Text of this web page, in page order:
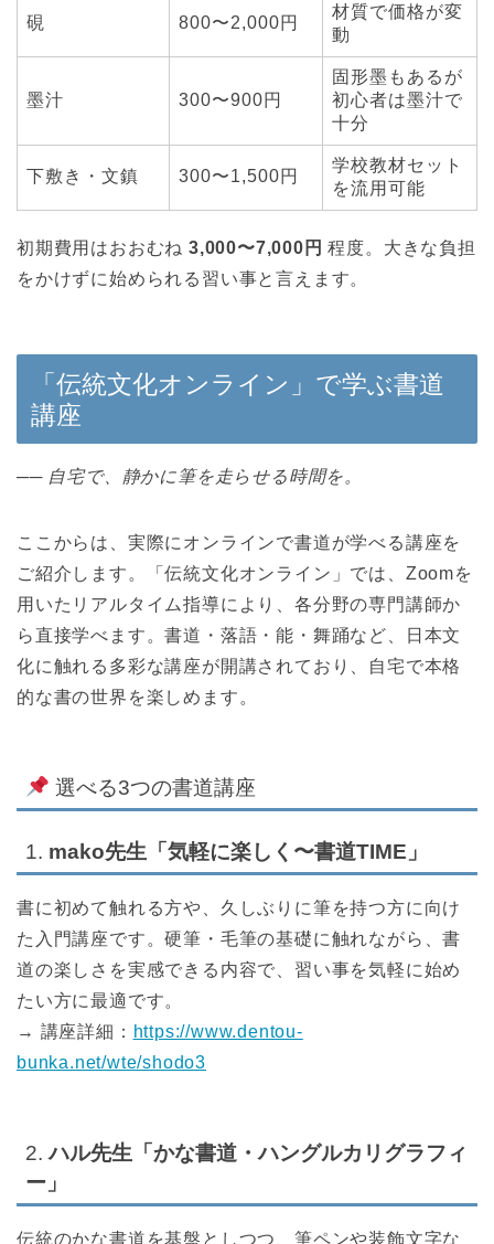
硯 800〜2,000円
材質で価格が変
動
墨汁 300〜900円
固形墨もあるが
初心者は墨汁で
十分
下敷き・文鎮 300〜1,500円
学校教材セット
を流用可能
初期費用はおおむね 3,000〜7,000円 程度。大きな負担
をかけずに始められる習い事と言えます。
「伝統文化オンライン」で学ぶ書道
講座
── 自宅で、静かに筆を走らせる時間を。
ここからは、実際にオンラインで書道が学べる講座を
ご紹介します。「伝統文化オンライン」では、Zoomを
用いたリアルタイム指導により、各分野の専門講師か
ら直接学べます。書道・落語・能・舞踊など、日本文
化に触れる多彩な講座が開講されており、自宅で本格
的な書の世界を楽しめます。
選べる3つの書道講座
1. mako先生「気軽に楽しく〜書道TIME」
書に初めて触れる方や、久しぶりに筆を持つ方に向け
た入門講座です。硬筆・毛筆の基礎に触れながら、書
道の楽しさを実感できる内容で、習い事を気軽に始め
たい方に最適です。
→ 講座詳細： https://www.dentou-
bunka.net/wte/shodo3
2.ハル先生「かな書道・ハングルカリグラフィ
ー」
伝統のかな書道を基盤としつつ、筆ペンや装飾文字な